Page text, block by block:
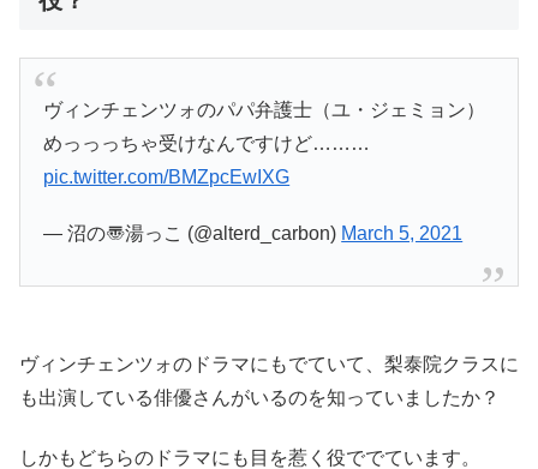
ヴィンチェンツォのパパ弁護士（ユ・ジェミョン）
めっっっちゃ受けなんですけど………
pic.twitter.com/BMZpcEwIXG
— 沼の〠湯っこ (@alterd_carbon) March 5, 2021
ヴィンチェンツォのドラマにもでていて、梨泰院クラスに
も出演している俳優さんがいるのを知っていましたか？
しかもどちらのドラマにも目を惹く役ででています。